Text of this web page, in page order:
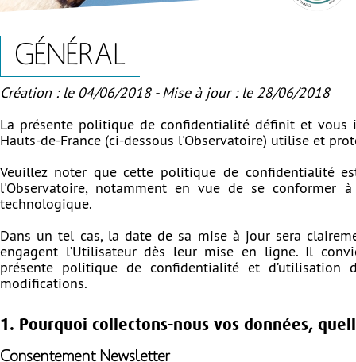
GÉNÉRAL
Création : le 04/06/2018 - Mise à jour : le 28/06/2018
La présente politique de confidentialité définit et
Hauts-de-France (ci-dessous l'Observatoire) utilise et
Veuillez noter que cette politique de confidentialité
l'Observatoire, notamment en vue de se conformer
technologique.
Dans un tel cas, la date de sa mise à jour sera
engagent l’Utilisateur dès leur mise en ligne. Il
présente politique de confidentialité et d’utilisation
modifications.
1. Pourquoi collectons-nous vos données,
Consentement Newsletter